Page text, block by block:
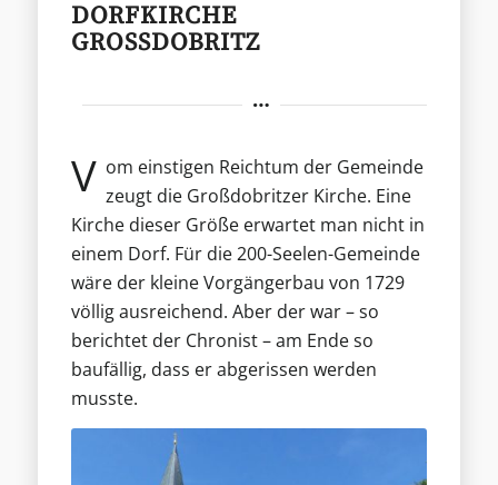
DORFKIRCHE
GROSSDOBRITZ
V om einstigen Reichtum der Gemeinde
zeugt die Großdobritzer Kirche. Eine
Kirche dieser Größe erwartet man nicht in
einem Dorf. Für die 200-Seelen-Gemeinde
wäre der kleine Vorgängerbau von 1729
völlig ausreichend. Aber der war – so
berichtet der Chronist – am Ende so
baufällig, dass er abgerissen werden
musste.